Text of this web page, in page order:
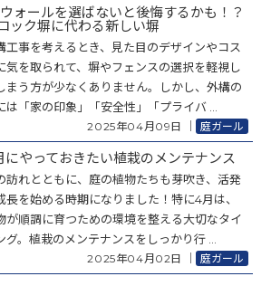
ォールを選ばないと後悔するかも！？
ック塀に代わる新しい塀
工事を考えるとき、見た目のデザインやコス
気を取られて、塀やフェンスの選択を軽視し
まう方が少なくありません。しかし、外構の
は「家の印象」「安全性」「プライバ ...
2025年04月09日 庭ガール
にやっておきたい植栽のメンテナンス
訪れとともに、庭の植物たちも芽吹き、活発
長を始める時期になりました！特に4月は、
が順調に育つための環境を整える大切なタイ
グ。植栽のメンテナンスをしっかり行 ...
2025年04月02日 庭ガール